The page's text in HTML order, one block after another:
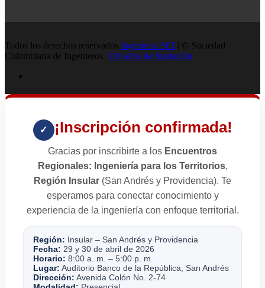
Todos los derechos reservados Ingenieria SCI | © Sociedad
Colombiana de Ingenieros. 138 años de fundación
✓ ¡Inscripción confirmada!
Gracias por inscribirte a los Encuentros
Regionales: Ingeniería para los Territorios,
Región Insular (San Andrés y Providencia). Te
esperamos para conectar conocimiento y
experiencia de la ingeniería con enfoque territorial.
Región: Insular – San Andrés y Providencia
Fecha: 29 y 30 de abril de 2026
Horario: 8:00 a. m. – 5:00 p. m.
Lugar: Auditorio Banco de la República, San Andrés
Dirección: Avenida Colón No. 2-74